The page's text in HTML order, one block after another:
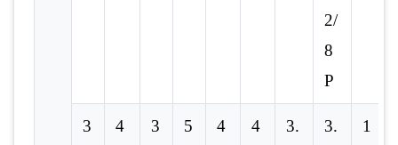
2/
8
P
3 4
3
5
4
4
3.
3.
1